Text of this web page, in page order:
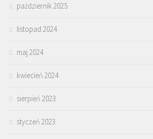
październik 2025
listopad 2024
maj 2024
kwiecień 2024
sierpień 2023
styczeń 2023